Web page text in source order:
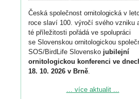
Česká společnost ornitologická v
roce slaví 100. výročí svého vzniku
té příležitosti pořádá ve spolupráci
se Slovenskou ornitologickou
SOS/BirdLife Slovensko jubilejní
ornitologickou konferenci ve
18. 10. 2026 v Brně.
Podrobnější informace ke konferenci
... více aktualit ...